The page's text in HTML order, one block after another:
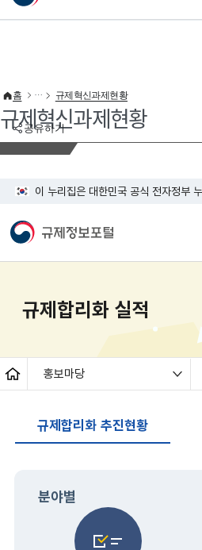
이 누리집은 대한민국 공식 전자정부 누리집입니다.
공유하기
홈 규제혁신과제현황
규제혁신과제현황